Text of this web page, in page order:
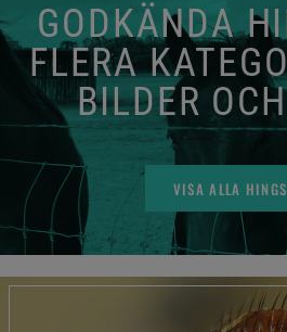
GODKÄNDA
FLERA
BILDER
VISA ALLA